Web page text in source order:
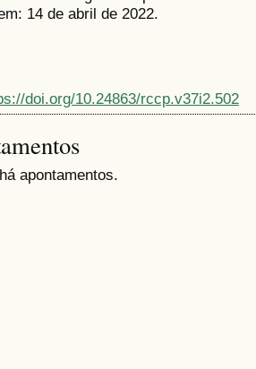
14 de abril de 2022.
doi.org/10.24863/rccp.v37i2.502
apontamentos.